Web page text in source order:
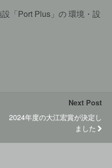
「Port Plus」の 環境・設
Next Post
2024年度の大江宏賞が決定し
ました